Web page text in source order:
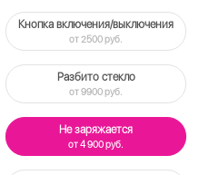
Кнопка включения/выключения
от 2500 руб.
Разбито стекло
от 9900 руб.
Не заряжается
от 4 900 руб.